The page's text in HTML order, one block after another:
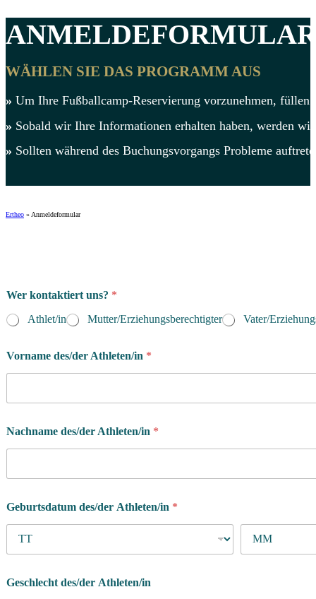
WÄHLEN SIE DAS PROGRAMM AUS
» Um Ihre Fußballcamp-Reservierung vorzunehmen,
» Sobald wir Ihre Informationen erhalten haben, werden
» Sollten während des Buchungsvorgangs Probleme
Ertheo »Anmeldeformular
i
S
e
Wer kontaktiert uns? *
Athlet/in
Mutter/Erziehungsberechtigter Vater/
Vorname des/der Athleten/in *
Nachname des/der Athleten/in *
Geburtsdatum des/der Athleten/in *
Geschlecht des/der Athleten/in